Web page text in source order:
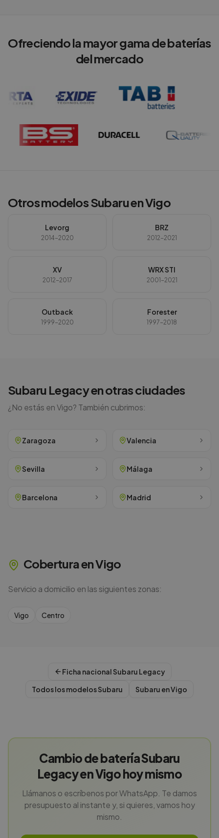
Ofreciendo la mayor gama de baterías
del mercado
Otros modelosSubaruenVigo
Levorg
2014-2020
BRZ
2012-2021
XV
2012-2017
WRX STI
2001-2021
Outback
1999-2020
Forester
1997-2018
Subaru Legacyen otras ciudades
¿No estás enVigo? También cubrimos:
Zaragoza Valencia
Sevilla Málaga
Barcelona Madrid
Cobertura enVigo
Servicio a domicilio en las siguientes zonas:
Vigo Centro
Ficha nacionalSubaru Legacy
Todos los modelosSubaru Subaru enVigo
Cambio de batería Subaru
Legacy en Vigo hoy mismo
Llámanos o escríbenos por WhatsApp. Te damos
presupuesto al instante y, si quieres, vamos hoy
mismo.